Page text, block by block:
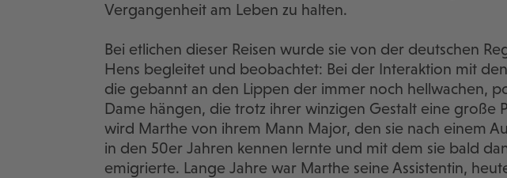
Vergangenheit am Leben zu halten.
Bei etlichen dieser Reisen wurde sie von der deutschen
Hens begleitet und beobachtet: Bei der Interaktion mit
die gebannt an den Lippen der immer noch hellwachen,
Dame hängen, die trotz ihrer winzigen Gestalt eine große
wird Marthe von ihrem Mann Major, den sie nach einem
in den 50er Jahren kennen lernte und mit dem sie bald
emigrierte. Lange Jahre war Marthe seine Assistentin,